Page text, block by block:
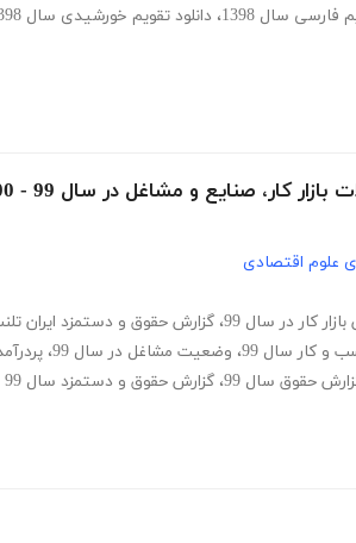
فارسی سال 1398 ، دانلود تقویم خورشیدی سال 1398
کار، صنایع و مشاغل در سال 99 - 1400
علوم اقتصادی
کار در سال 99 ، گزارش حقوق و دستمزد ایران تلنت
و کار سال 99 ، وضعیت مشاغل در سال 99 ،
حقوق سال 99 ، گزارش حقوق و دستمزد سال 99